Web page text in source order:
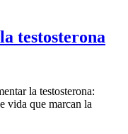
testosterona
la testosterona:
vida que marcan la